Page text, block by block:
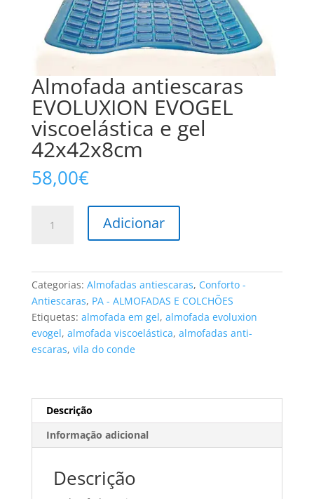
Almofada antiescaras
EVOLUXION EVOGEL
viscoelástica e gel
42x42x8cm
58,00€
EVOLUXION
EVOGEL
viscoelástica
Adicionar
Categorias: Almofadas antiescaras, Conforto -
Antiescaras, PA - ALMOFADAS E COLCHÕES
Etiquetas: almofada em gel, almofada evoluxion
evogel, almofada viscoelástica, almofadas anti-
escaras, vila do conde
Descrição
Informação adicional
Descrição